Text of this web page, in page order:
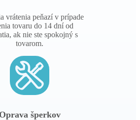
vrátenia peňazí v prípade
tovaru do 14 dní od
ak nie ste spokojný s
tovarom.
Oprava šperkov